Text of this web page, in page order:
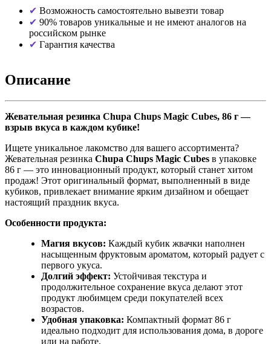
Возможность самостоятельно вывезти товар
90% товаров уникальные и не имеют аналогов на
российском рынке
Гарантия качества
Описание
Жевательная резинка Chupa Chups Magic Cubes, 86 г —
взрыв вкуса в каждом кубике!
Ищете уникальное лакомство для вашего ассортимента?
Жевательная резинка Chupa Chups Magic Cubes в упаковке
86 г — это инновационный продукт, который станет хитом
продаж! Этот оригинальный формат, выполненный в виде
кубиков, привлекает внимание ярким дизайном и обещает
настоящий праздник вкуса.
Особенности продукта:
Магия вкусов: Каждый кубик жвачки наполнен
насыщенным фруктовым ароматом, который радует с
первого укуса.
Долгий эффект: Устойчивая текстура и
продолжительное сохранение вкуса делают этот
продукт любимцем среди покупателей всех
возрастов.
Удобная упаковка: Компактный формат 86 г
идеально подходит для использования дома, в дороге
или на работе.